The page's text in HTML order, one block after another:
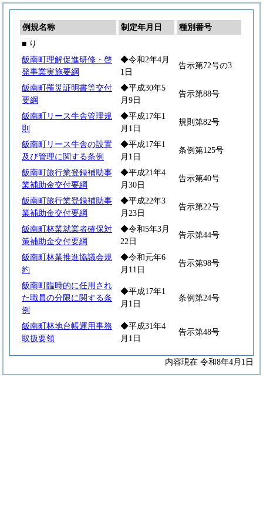
例規名称 制定年月日
種別番号
■ り
飯南町理解促進研修・啓
発事業実施要綱
◆令和2年4月
1日
告示第72号の3
飯南町罹災証明書等交付
要綱
◆平成30年5
月9日
告示第88号
飯南町リース牛舎管理規
則
◆平成17年1
月1日
規則第82号
飯南町リース牛舎の設置
及び管理に関する条例
◆平成17年1
月1日
条例第125号
飯南町旅行業登録補助事
業補助金交付要綱
◆平成21年4
月30日
告示第40号
飯南町旅行業登録補助事
業補助金交付要綱
◆平成22年3
月23日
告示第22号
飯南町林業就業者確保対
策補助金交付要綱
◆令和5年3月
22日
告示第44号
飯南町林業推進協議会規
約
◆令和元年6
月11日
告示第98号
飯南町臨時的に任用され
た職員の分限に関する条
例
◆平成17年1
月1日
条例第24号
飯南町林地台帳運用事務
取扱要領
◆平成31年4
月1日
告示第48号
内容現在 令和8年4月1日